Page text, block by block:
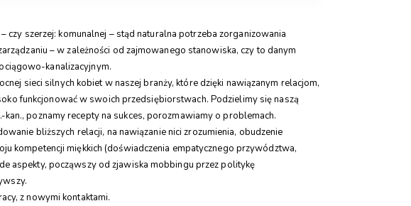
szerzej: komunalnej – stąd naturalna potrzeba zorganizowania
– w zależności od zajmowanego stanowiska, czy to danym
kanalizacyjnym.
sieci silnych kobiet w naszej branży, które dzięki nawiązanym relacjom,
funkcjonować w swoich przedsiębiorstwach. Podzielimy się naszą
poznamy recepty na sukces, porozmawiamy o problemach.
bliższych relacji, na nawiązanie nici zrozumienia, obudzenie
kompetencji miękkich (doświadczenia empatycznego przywództwa,
aspekty, począwszy od zjawiska mobbingu przez politykę
z nowymi kontaktami.